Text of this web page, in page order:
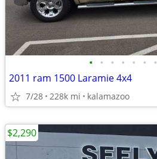
• • • • • • •
2011 ram 1500 Laramie 4x4
7/28 228k mi kalamazoo
$2,290